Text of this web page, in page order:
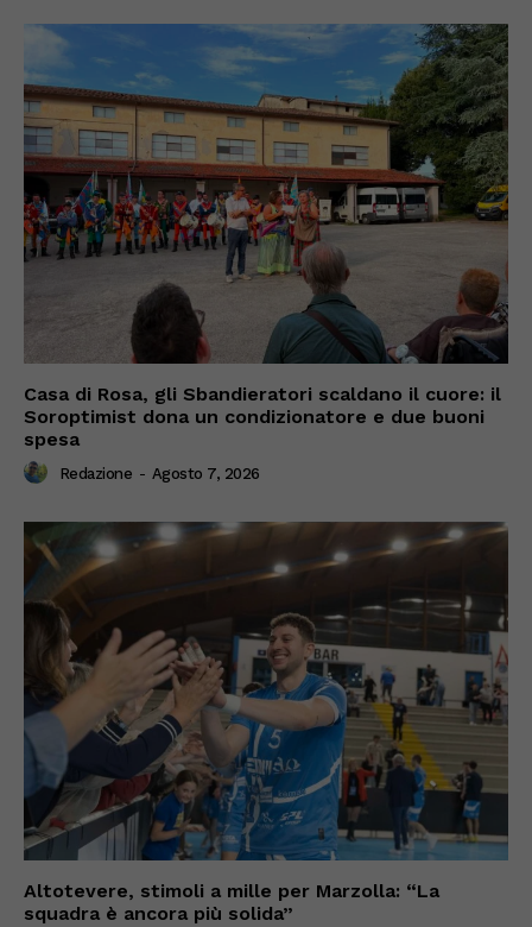
Casa di Rosa, gli Sbandieratori scaldano il cuore: il
Soroptimist dona un condizionatore e due buoni
spesa
Redazione - Agosto 7, 2026
Altotevere, stimoli a mille per Marzolla: “La
squadra è ancora più solida”